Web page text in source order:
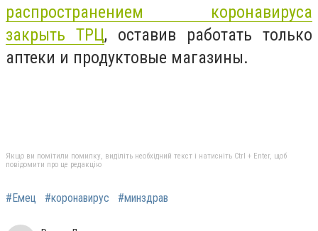
распространением коронавируса
закрыть ТРЦ, оставив работать только
аптеки и продуктовые магазины.
Якщо ви помітили помилку, виділіть необхідний текст і натисніть Ctrl + Enter, щоб
повідомити про це редакцію
#Емец #коронавирус #минздрав